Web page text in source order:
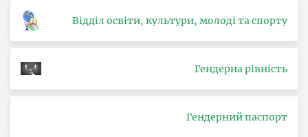
Відділ освіти, культури, молоді та спорту
Гендерна рівність
Гендерний паспорт